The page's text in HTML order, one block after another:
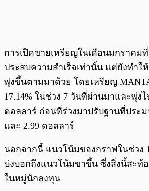
การเปิดขายเหรียญในเดือนมกราคม
ประสบความสำเร็จเท่านั้น แต่ยังทำใ
พุ่งขึ้นตามมาด้วย โดยเหรียญ
17.14% ในช่วง 7 วันที่ผ่านมาและพุ่ง
ดอลลาร์ ก่อนที่ร่วงมาปรับฐานที่ประ
และ 2.99 ดอลลาร์
นอกจากนี้ แนวโน้มของกราฟในช่วง
บ่งบอกถึงแนวโน้มขาขึ้น ซึ่งสิ่งนี้สะท้
ในหมู่นักลงทุน